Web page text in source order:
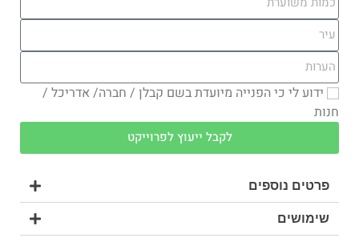
ידוע לי כי הפנייה מיועדת בשם קבלן / חברה/ אדריכל /
חנות
לקבל ייעוץ לפרוייקט
פרטים נוספים
שימושים